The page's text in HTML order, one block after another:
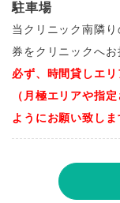
駐車場
当クリニック南隣
券をクリニックへお
必ず、時間貸しエリ
（月極エリアや指
ようにお願い致し ま